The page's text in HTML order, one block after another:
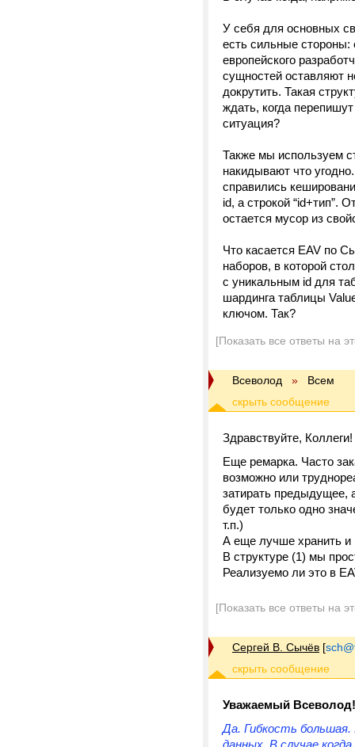
У себя для основных
есть сильные стороны:
европейского
сущностей оставляют
докрутить. Такая
ждать, когда
ситуация?
Также мы используем
накидывают что
справились
id, а строкой “id+тип”.
остается мусор из
Что касается EAV по
наборов, в которой
с уникальным id для
шардинга таблицы
ключом. Так?
[Показать все ответы на
Всеволод » Всем
Здравствуйте, Коллеги!
Еще ремарка. Часто
возможно или
затирать предыдущее,
будет только одно
т.п.)
А еще лучше хранить и
В структуре (1) мы
Реализуемо ли это в
[Показать все ответы на
Сергей В. Сычёв [
Уважаемый Всеволод!
Да. Гибкость
данных. В случае